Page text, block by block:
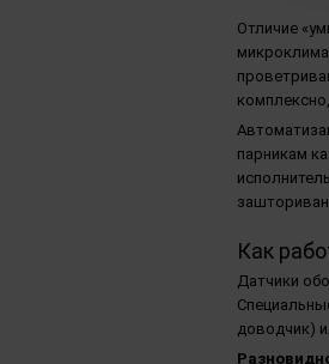
Отличие
парникам
Как
Датчики
доводчик)